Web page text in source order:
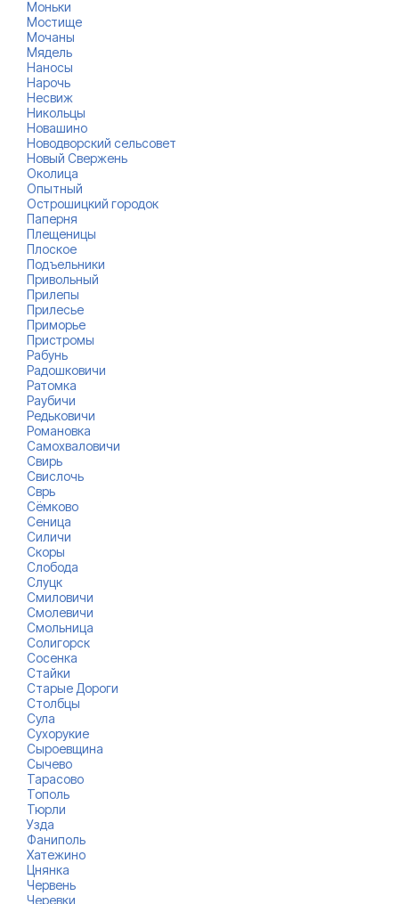
Моньки
Мостище
Мочаны
Мядель
Наносы
Нарочь
Несвиж
Никольцы
Новашино
Новодворский сельсовет
Новый Свержень
Околица
Опытный
Острошицкий городок
Паперня
Плещеницы
Плоское
Подъельники
Привольный
Прилепы
Прилесье
Приморье
Пристромы
Рабунь
Радошковичи
Ратомка
Раубичи
Редьковичи
Романовка
Самохваловичи
Свирь
Свислочь
Сврь
Сёмково
Сеница
Силичи
Скоры
Слобода
Слуцк
Смиловичи
Смолевичи
Смольница
Солигорск
Сосенка
Стайки
Старые Дороги
Столбцы
Сула
Сухорукие
Сыроевщина
Сычево
Тарасово
Тополь
Тюрли
Узда
Фаниполь
Хатежино
Цнянка
Червень
Черевки